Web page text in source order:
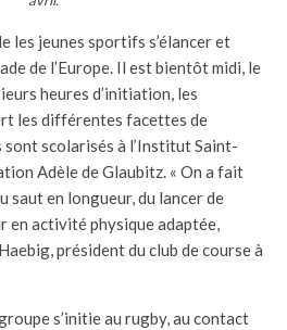
les jeunes sportifs s’élancer et
de l’Europe. Il est bientôt midi, le
heures d’initiation, les
les différentes facettes de
sont scolarisés à l’Institut Saint-
Adèle de Glaubitz. « On a fait
saut en longueur, du lancer de
en activité physique adaptée,
président du club de course à
s’initie au rugby, au contact